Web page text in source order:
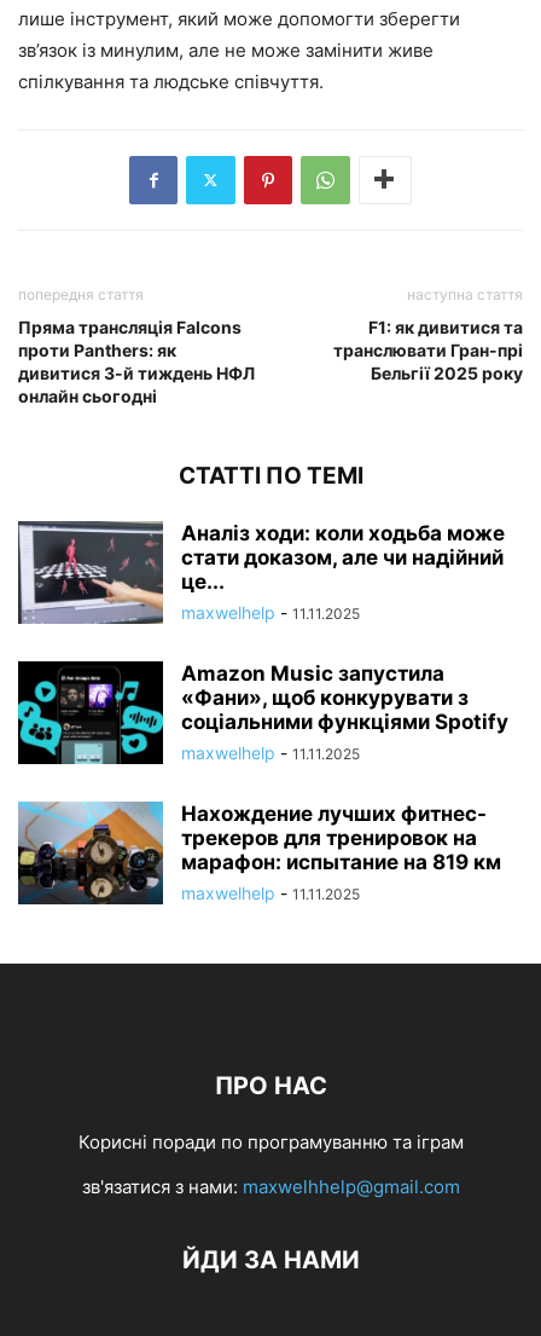
лише інструмент, який може допомогти зберегти
зв’язок із минулим, але не може замінити живе
спілкування та людське співчуття.
попередня стаття
Пряма трансляція Falcons
проти Panthers: як
дивитися 3-й тиждень НФЛ
онлайн сьогодні
наступна стаття
F1: як дивитися та
транслювати Гран-прі
Бельгії 2025 року
СТАТТІ ПО ТЕМІ
Аналіз ходи: коли ходьба може
стати доказом, але чи надійний
це...
maxwelhelp - 11.11.2025
Amazon Music запустила
«Фани», щоб конкурувати з
соціальними функціями Spotify
maxwelhelp - 11.11.2025
Нахождение лучших фитнес-
трекеров для тренировок на
марафон: испытание на 819 км
maxwelhelp - 11.11.2025
ПРО НАС
Корисні поради по програмуванню та іграм
зв'язатися з нами: maxwelhhelp@gmail.com
ЙДИ ЗА НАМИ